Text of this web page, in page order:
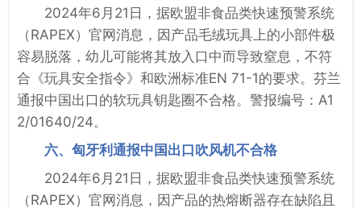
2024年6月21日，据欧盟非食品类快速预警系统
（RAPEX）官网消息，因产品毛绒玩具上的小部件极
容易脱落，幼儿可能将其放入口中而导致窒息，不符
合《玩具安全指令》和欧洲标准EN 71-1的要求。芬兰
通报中国出口的软玩具钥匙圈不合格。警报编号：A1
2/01640/24。
六、匈牙利通报中国出口吹风机不合格
2024年6月21日，据欧盟非食品类快速预警系统
（RAPEX）官网消息，因产品的热熔断器存在缺陷且